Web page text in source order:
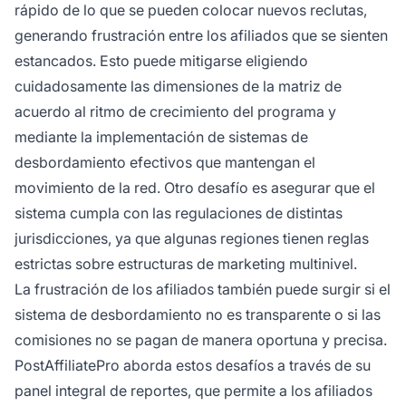
rápido de lo que se pueden colocar nuevos reclutas,
generando frustración entre los afiliados que se sienten
estancados. Esto puede mitigarse eligiendo
cuidadosamente las dimensiones de la matriz de
acuerdo al ritmo de crecimiento del programa y
mediante la implementación de sistemas de
desbordamiento efectivos que mantengan el
movimiento de la red. Otro desafío es asegurar que el
sistema cumpla con las regulaciones de distintas
jurisdicciones, ya que algunas regiones tienen reglas
estrictas sobre estructuras de marketing multinivel.
La frustración de los afiliados también puede surgir si el
sistema de desbordamiento no es transparente o si las
comisiones no se pagan de manera oportuna y precisa.
PostAffiliatePro aborda estos desafíos a través de su
panel integral de reportes, que permite a los afiliados